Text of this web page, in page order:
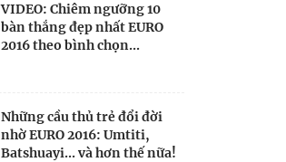
VIDEO: Chiêm ngưỡng 10
bàn thắng đẹp nhất EURO
2016 theo bình chọn...
Những cầu thủ trẻ đổi đời
nhờ EURO 2016: Umtiti,
Batshuayi... và hơn thế nữa!